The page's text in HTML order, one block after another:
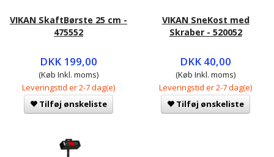
VIKAN SkaftBørste 25 cm -
475552
DKK 199,00
(Køb Inkl. moms)
Leveringstid er 2-7 dag(e)
Tilføj ønskeliste
VIKAN SneKost med
Skraber - 520052
DKK 40,00
(Køb Inkl. moms)
Leveringstid er 2-7 dag(e)
Tilføj ønskeliste